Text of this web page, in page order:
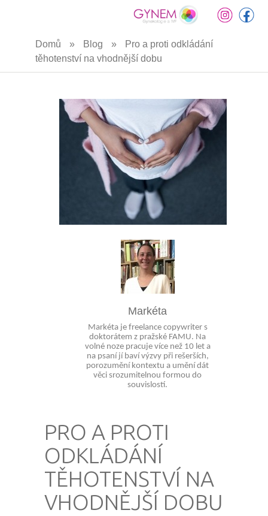
Domů » Blog »
Pro a proti odkládání
těhotenství na vhodnější dobu
Markéta
Markéta je freelance copywriter s
doktorátem z pražské FAMU. Na
volné noze pracuje více než 10 let a
na psaní jí baví výzvy při rešerších,
porozumění kontextu a umění dát
věci srozumitelnou formou do
souvislostí.
PRO A PROTI
ODKLÁDÁNÍ
TĚHOTENSTVÍ NA
VHODNĚJŠÍ DOBU